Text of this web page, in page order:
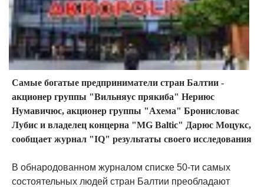
Самые богатые предприниматели стран Балтии -
акционер группы "Вильняус прякиба" Нериюс
Нумавичюс, акционер группы "Ахема" Бронисловас
Лубис и владелец концерна "MG Baltic" Дарюс Моцукс,
сообщает журнал "IQ" результаты своего исследования
В обнародованном журналом списке 50-ти самых
состоятельных людей стран Балтии преобладают